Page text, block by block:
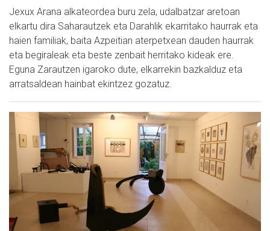
Jexux Arana alkateordea buru zela, udalbatzar aretoan
elkartu dira Saharautzek eta Darahlik ekarritako haurrak eta
haien familiak, baita Azpeitian aterpetxean dauden haurrak
eta begiraleak eta beste zenbait herritako kideak ere.
Eguna Zarautzen igaroko dute, elkarrekin bazkalduz eta
arratsaldean hainbat ekintzez gozatuz.